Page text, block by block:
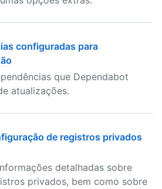
configuradas para
que Dependabot
atualizações.
de registros privados
detalhadas sobre
privados, bem como sobre